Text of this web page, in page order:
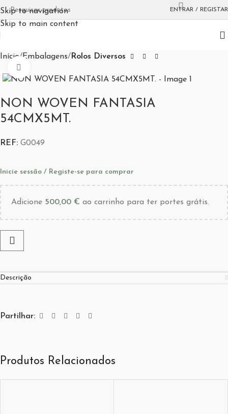
Skip to navigation
Skip to main content
ENTRAR / REGISTAR
Início Embalagens Rolos Diversos
NON WOVEN FANTASIA
54CMX5MT.
REF: G0049
Inicie sessão / Registe-se para comprar
Adicione 500,00 € ao carrinho para ter portes grátis.
Descrição
Partilhar:
Produtos Relacionados